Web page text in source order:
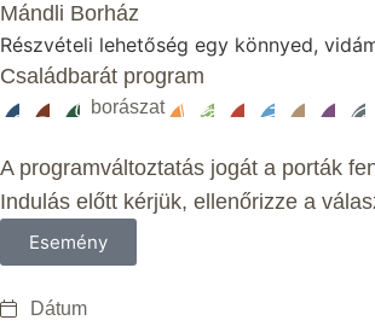
Mándli Borház
Részvételi lehetőség egy könnyed,
Családbarát program
borászat
A programváltoztatás jogát a porták
Indulás előtt kérjük, ellenőrizze a
Esemény
Dátum